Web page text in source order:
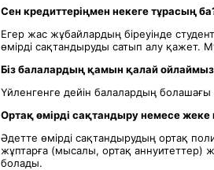
Сен кредиттеріңмен некеге тұрасың ба
Егер жас жұбайлардың біреуінде
өмірді сақтандыруды сатып алу қажет.
Біз балалардың қамын қалай
Үйленгенге дейін балалардың
Ортақ өмірді сақтандыру немесе жеке
Әдетте өмірді сақтандырудың ортақ
жұптарға (мысалы, ортақ аннуитеттер)
болады.